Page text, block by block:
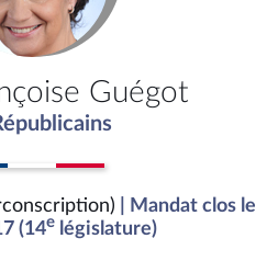
Guégot
| Mandat clos le
(14e législature)